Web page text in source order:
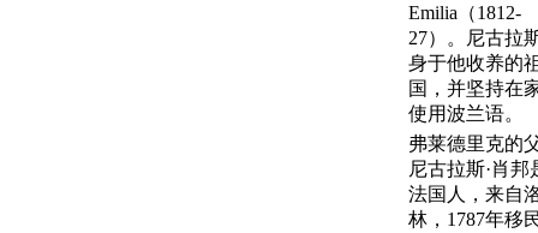
Emilia（1812-
27）。尼古拉
身于他收养的
国，并坚持在
使用波兰语。
弗莱德里克的
尼古拉斯·肖邦
法国人，来自
林，1787年移